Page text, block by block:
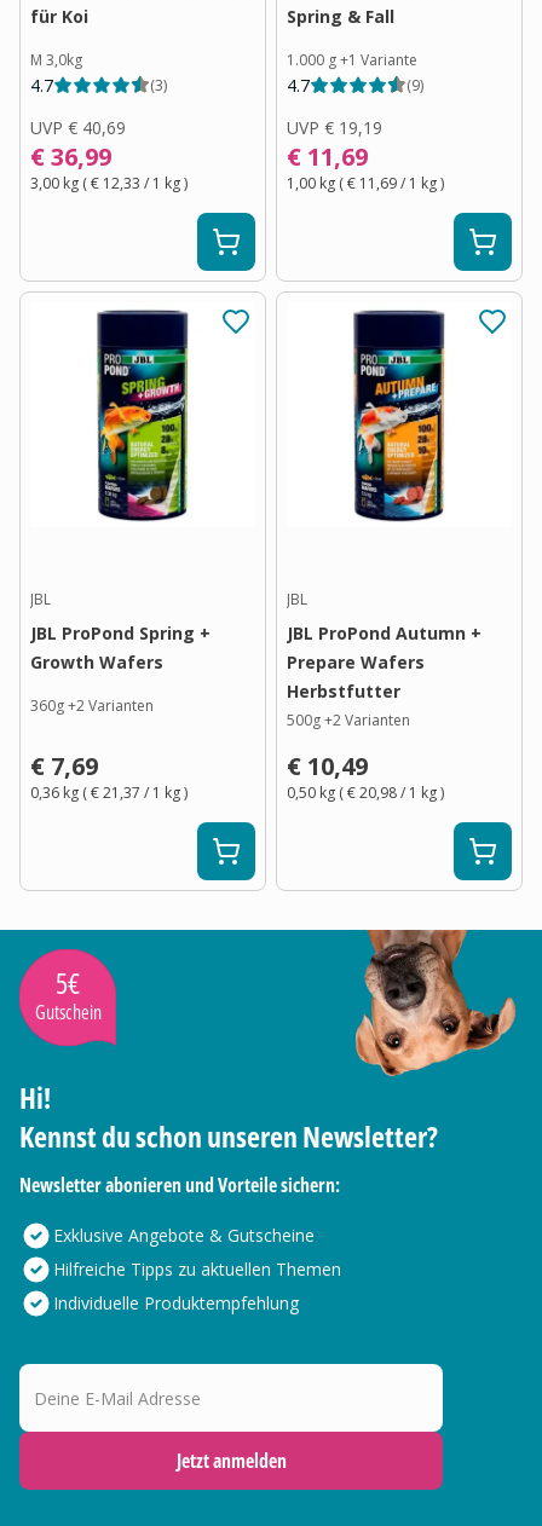
für Koi
M 3,0kg
4.7 (3)
UVP € 40,69
€ 36,99
3,00 kg (€ 12,33 / 1 kg)
Spring & Fall
1.000 g+1 Variante
4.7 (9)
UVP € 19,19
€ 11,69
1,00 kg (€ 11,69/ 1 kg)
JBL
JBL ProPond Spring +
Growth Wafers
360g+2Varianten
€ 7,69
0,36 kg (€ 21,37 / 1 kg)
JBL
JBL ProPond Autumn +
Prepare Wafers
Herbstfutter
500g+2Varianten
€ 10,49
0,50 kg (€ 20,98/ 1 kg)
5€
Gutschein
Hi!
Kennst du schon unseren Newsletter?
Newsletter abonieren und Vorteile sichern:
Exklusive Angebote & Gutscheine
Hilfreiche Tipps zu aktuellen Themen
Individuelle Produktempfehlung
Deine E-Mail Adresse
Jetzt anmelden